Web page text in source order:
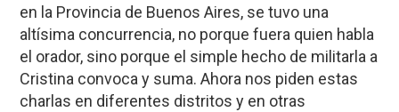
en la Provincia de Buenos Aires, se tuvo una
altísima concurrencia, no porque fuera quien habla
el orador, sino porque el simple hecho de militarla a
Cristina convoca y suma. Ahora nos piden estas
charlas en diferentes distritos y en otras